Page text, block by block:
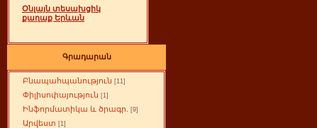
Օնլայն տեսախցիկ
քաղաք Երևան
Գրադարան
Բնապահպանություն [11]
Փիլիսոփայություն [1]
Ինֆորմատիկա և ծրագր. [9]
Արվեստ [1]